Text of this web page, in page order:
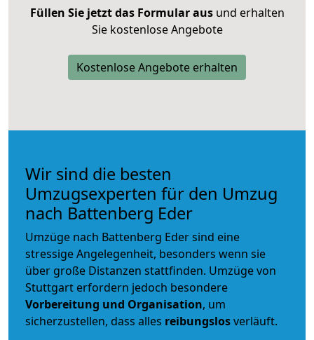
Füllen Sie jetzt das Formular ausund erhalten
Sie kostenlose Angebote
Kostenlose Angebote erhalten
Wir sind die besten
Umzugsexperten für den Umzug
nach Battenberg Eder
Umzüge nach Battenberg Eder sind eine
stressige Angelegenheit, besonders wenn sie
über große Distanzen stattfinden. Umzüge von
Stuttgart erfordern jedoch besondere
Vorbereitung und Organisation, um
sicherzustellen, dass alles reibungslosverläuft.